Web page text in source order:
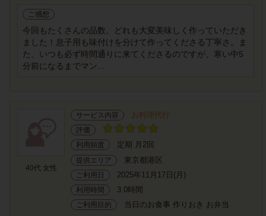
ご感想
今回もたくさんの品数、どれも大変美味しく作っていただき
ました！息子用も味付けを分けて作ってくださる丁寧さ。ま
た、いつも必ず時間通りに来てくださるのですが、寒い中5
分前になるまでマン...
40代 女性
サービス内容 お料理代行
評価
利用頻度
定期 月2回
提供エリア 東京都港区
ご利用日 2025年11月17日(月)
利用時間 3.0時間
ご利用目的 当日のお食事 作りおき お弁当